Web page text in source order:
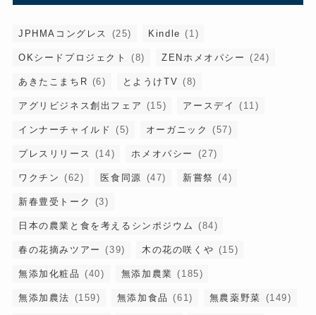
JPHMAコングレス (25) Kindle (1)
OKシードプロジェクト (8) ZENホメオパシー (24)
あきたこまちR (6) とようけTV (8)
アグリビジネス創出フェア (15) アースデイ (11)
インナーチャイルド (5) オーガニック (57)
プレスリリース (14) ホメオパシー (27)
ワクチン (62) 医食同源 (47) 新嘗祭 (4)
新春豊受トーク (3)
日本の農業と食を考えるシンポジウム (84)
春の花摘みツアー (39) 木の花の咲くや (15)
無添加化粧品 (40) 無添加農業 (185)
無添加農法 (159) 無添加食品 (61) 無農薬野菜 (149)